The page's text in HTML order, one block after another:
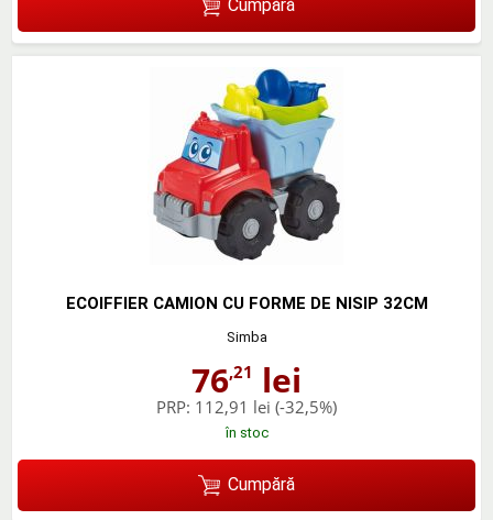
Cumpără
ECOIFFIER CAMION CU FORME DE NISIP 32CM
Simba
76,21 lei
PRP: 112,91 lei (-32,5%)
în stoc
Cumpără